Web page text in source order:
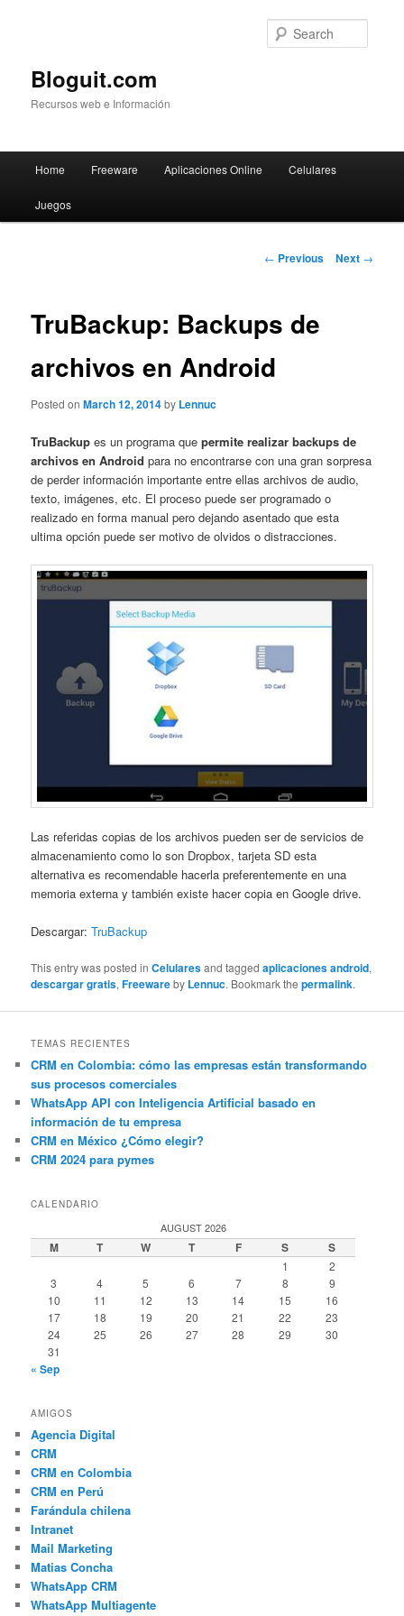
Bloguit.com
Recursos web e Información
Skip
to
Home Freeware Aplicaciones Online Celulares
Juegos
Post
← Previous Next →
TruBackup: Backups de
archivos en Android
Posted onMarch 12, 2014by Lennuc
TruBackup es un programa quepermite realizar backups de
archivos en Android para no encontrarse con una gran sorpresa
de perder información importante entre ellas archivos de audio,
texto, imágenes, etc. El proceso puede ser programado o
realizado en forma manual pero dejando asentado que esta
ultima opción puede ser motivo de olvidos o distracciones.
Las referidas copias de los archivos pueden ser de servicios de
almacenamiento como lo son Dropbox, tarjeta SD esta
alternativa es recomendable hacerla preferentemente en una
memoria externa y también existe hacer copia en Google drive.
Descargar:TruBackup
This entry was posted inCelularesand taggedaplicaciones android,
descargar gratis,Freewareby Lennuc. Bookmark thepermalink.
TEMAS RECIENTES
CRM en Colombia: cómo las empresas están transformando
sus procesos comerciales
WhatsApp API con Inteligencia Artificial basado en
información de tu empresa
CRM en México ¿Cómo elegir?
CRM 2024 para pymes
CALENDARIO
AUGUST 2026
M T W T F S S
1
2
3
4 5 6 7 8
9
10
11 12 13 14 15
16
17
18 19 20 21 22
23
24
25 26 27 28 29
30
31
« Sep
AMIGOS
Agencia Digital
CRM
CRM en Colombia
CRM en Perú
Farándula chilena
Intranet
Mail Marketing
Matias Concha
WhatsApp CRM
WhatsApp Multiagente